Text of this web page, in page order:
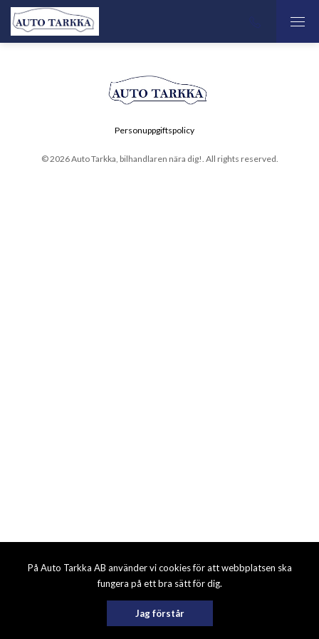
På Auto Tarkka AB använder vi cookies för att webbplatsen ska
fungera på ett bra sätt för dig.
Jag förstår
© 2026 Auto Tarkka, bilhandlaren nära dig!. All rights reserved.
Personuppgiftspolicy